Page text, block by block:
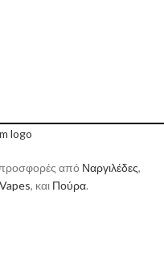
προσφορές από Ναργιλέδες,
Vapes, και Πούρα.